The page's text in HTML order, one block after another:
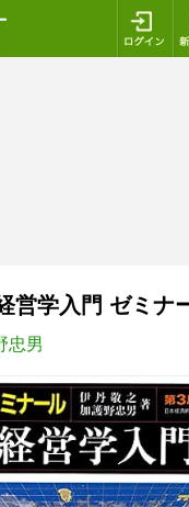
営学入門 ゼミナ
忠男